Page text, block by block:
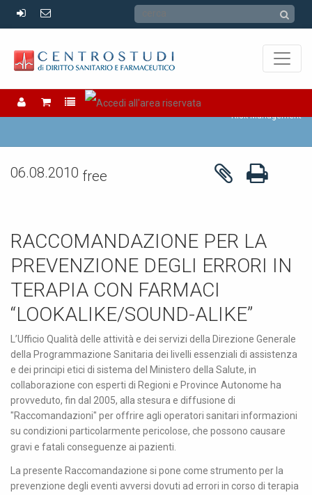
RISK MANAGEMENT
Risk Management
06.08.2010 free
RACCOMANDAZIONE PER LA
PREVENZIONE DEGLI ERRORI IN
TERAPIA CON FARMACI
“LOOKALIKE/SOUND-ALIKE”
L’Ufficio Qualità delle attività e dei servizi della Direzione Generale
della Programmazione Sanitaria dei livelli essenziali di assistenza
e dei principi etici di sistema del Ministero della Salute, in
collaborazione con esperti di Regioni e Province Autonome ha
provveduto, fin dal 2005, alla stesura e diffusione di
"Raccomandazioni" per offrire agli operatori sanitari informazioni
su condizioni particolarmente pericolose, che possono causare
gravi e fatali conseguenze ai pazienti.
La presente Raccomandazione si pone come strumento per la
prevenzione degli eventi avversi dovuti ad errori in corso di terapia